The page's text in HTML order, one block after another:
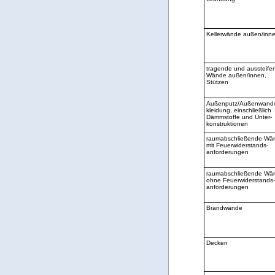
Kellerwände außen/
tragende und
Wände außen/innen,
Stützen
Außenputz/
kleidung, einschließlich
Dämmstoffe und Unter-
konstruktionen
raumabschließende
mit Feuerwiderstands-
anforderungen
Brandwände
Decken
raumabschließende
ohne Feuerwiderstands-
anforderungen